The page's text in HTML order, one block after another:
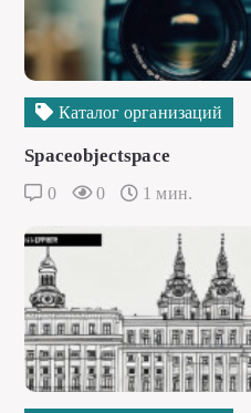
Каталог организаций
Spaceobjectspace
0 0 1 мин.